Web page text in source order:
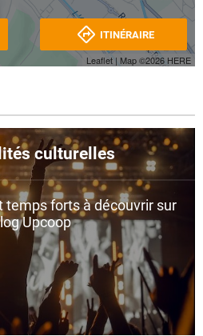
Leaflet | Map ©2026 HERE
ITINÉRAIRE
culturelles
temps forts à découvrir sur
Upcoop